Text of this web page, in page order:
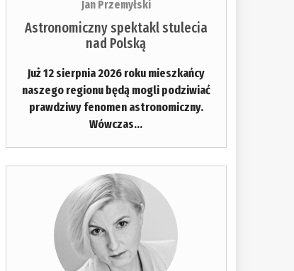
Jan Przemyłski
Astronomiczny spektakl stulecia
nad Polską
Już 12 sierpnia 2026 roku mieszkańcy
naszego regionu będą mogli podziwiać
prawdziwy fenomen astronomiczny.
Wówczas...